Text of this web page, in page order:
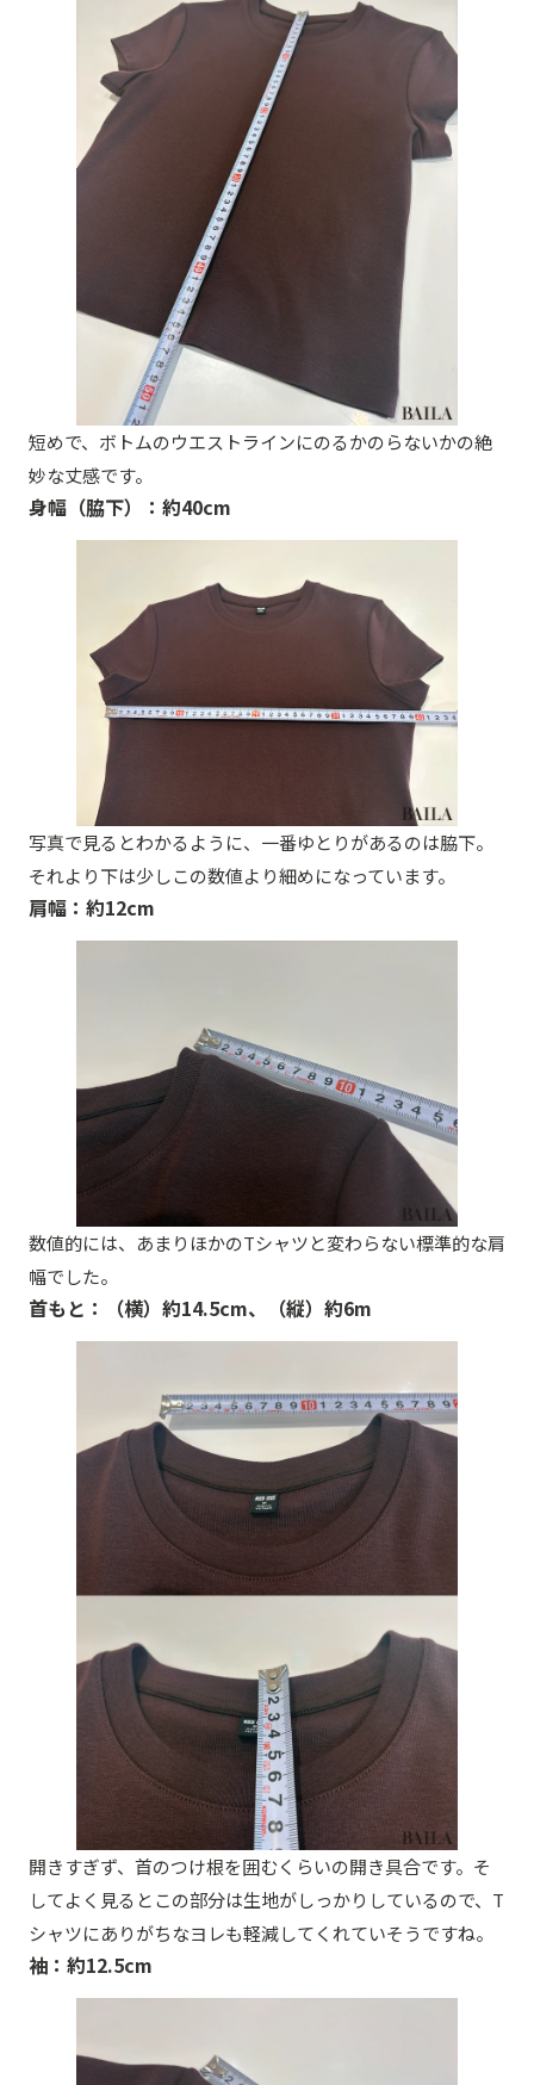
短めで、ボトムのウエストラインにのるかのらないかの絶
妙な丈感です。
身幅（脇下）：約40cm
写真で見るとわかるように、一番ゆとりがあるのは脇下。
それより下は少しこの数値より細めになっています。
肩幅：約12cm
数値的には、あまりほかのTシャツと変わらない標準的な肩
幅でした。
首もと：（横）約14.5cm、（縦）約6m
開きすぎず、首のつけ根を囲むくらいの開き具合です。そ
してよく見るとこの部分は生地がしっかりしているので、T
シャツにありがちなヨレも軽減してくれていそうですね。
袖：約12.5cm